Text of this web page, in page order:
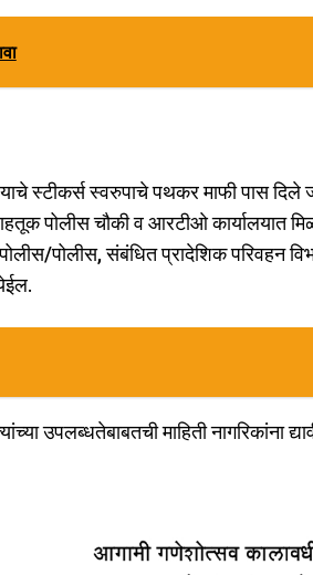
स्टीकर्स स्वरुपाचे पथकर माफी पास दिले
पोलीस चौकी व आरटीओ कार्यालयात
पोलीस, संबंधित प्रादेशिक परिवहन
उपलब्धतेबाबतची माहिती नागरिकांना